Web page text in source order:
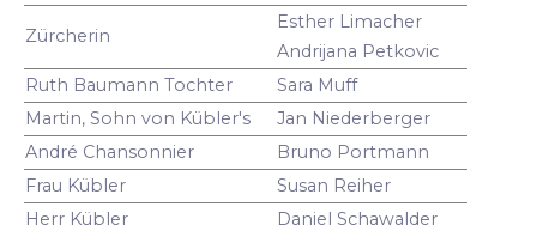
Zürcherin
Esther Limacher
Andrijana Petkovic
Ruth Baumann Tochter
Sara Muff
Martin, Sohn von Kübler's
Jan Niederberger
André Chansonnier
Bruno Portmann
Frau Kübler
Susan Reiher
Herr Kübler
Daniel Schawalder